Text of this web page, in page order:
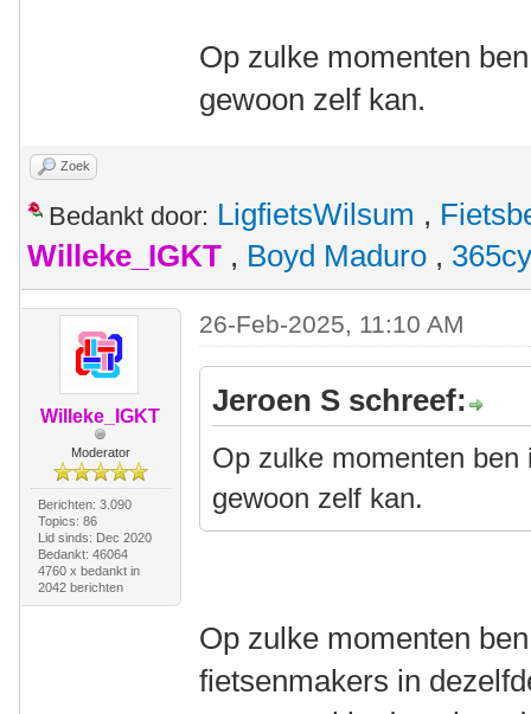
Op zulke momenten
gewoon zelf kan.
Zoek
Bedankt door: LigfietsWilsum ,
Willeke_IGKT , Boyd Maduro ,
Willeke_IGKT
Moderator
Berichten: 3.090
Topics: 86
Lid sinds: Dec 2020
Bedankt: 46064
4760 x bedankt in
2042 berichten
26-Feb-2025, 11:10 AM
Jeroen S schreef:
Op zulke momenten
gewoon zelf kan.
Op zulke momenten
fietsenmakers in